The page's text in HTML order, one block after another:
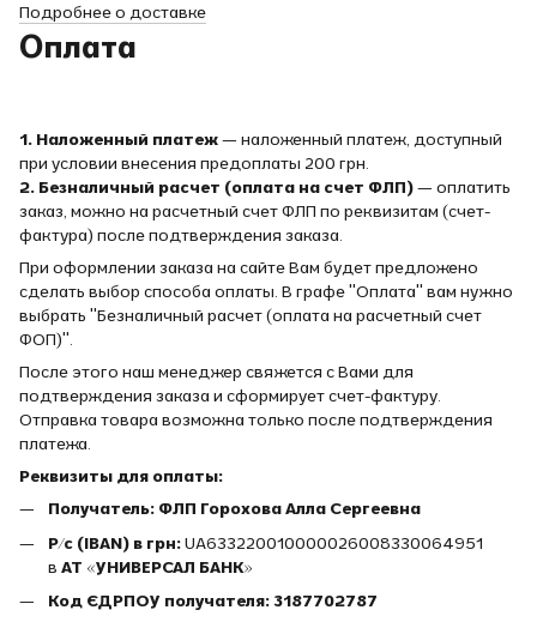
Подробнее о доставке
Оплата
1. Наложенный платеж— наложенный платеж, доступный
при условии внесения предоплаты 200 грн.
2. Безналичный расчет (оплата на счет ФЛП)— оплатить
заказ, можно на расчетный счет ФЛП по реквизитам (счет-
фактура) после подтверждения заказа.
При оформлении заказа на сайте Вам будет предложено
сделать выбор способа оплаты. В графе "Оплата" вам нужно
выбрать "Безналичный расчет (оплата на расчетный счет
ФОП)".
После этого наш менеджер свяжется с Вами для
подтверждения заказа и сформирует счет-фактуру.
Отправка товара возможна только после подтверждения
платежа.
Реквизиты для оплаты:
Получатель: ФЛП Горохова Алла Сергеевна
Р/с (IBAN) в грн:UA633220010000026008330064951
в АТ «УНИВЕРСАЛ БАНК»
Код ЄДРПОУ получателя: 3187702787